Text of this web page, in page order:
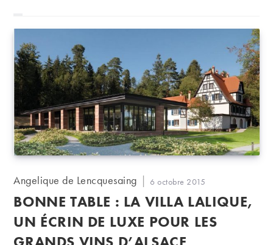
Auteur/autrice
la
publication :
Angelique de Lencquesaing
Publication
publiée :
6 octobre 2015
BONNE TABLE : LA VILLA LALIQUE,
UN ÉCRIN DE LUXE POUR LES